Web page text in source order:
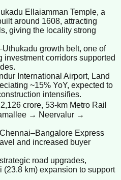
Ellaiamman Temple, a
around 1608, attracting
giving the locality strong
growth belt, one of
investment corridors supported
International Airport, Land
~15% YoY, expected to
intensifies.
crore, 53‑km Metro Rail
→ Neervalur →
Express
and increased buyer
road upgrades,
km) expansion to support